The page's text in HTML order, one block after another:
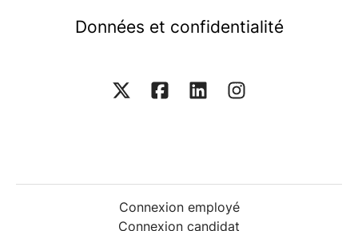
Données et confidentialité
Connexion employé
Connexion candidat